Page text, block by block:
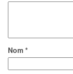
Nom *